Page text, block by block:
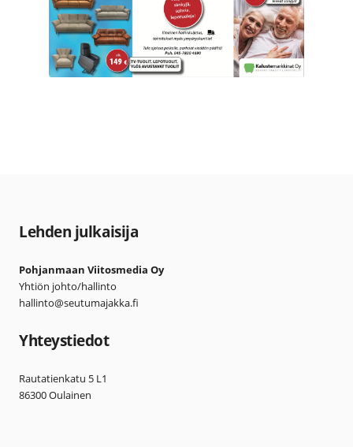
Lehden julkaisija
Pohjanmaan Viitosmedia Oy
Yhtiön johto/hallinto
hallinto@seutumajakka.fi
Yhteystiedot
Rautatienkatu 5 L1
86300 Oulainen